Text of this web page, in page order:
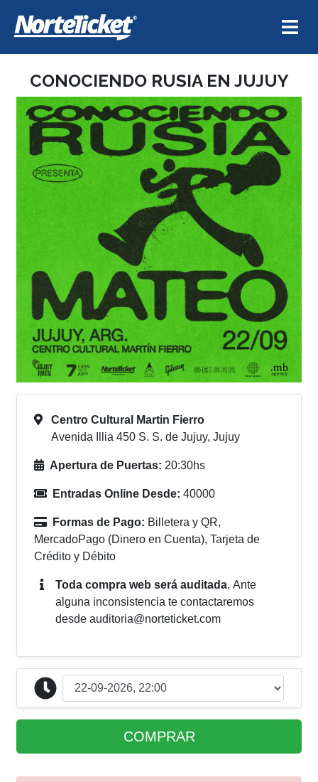
CONOCIENDO RUSIA EN JUJUY
Centro Cultural Martin Fierro
Avenida Illia 450 S. S. de Jujuy, Jujuy
Apertura de Puertas: 20:30hs
Entradas Online Desde: 40000
Formas de Pago: Billetera y QR,
MercadoPago (Dinero en Cuenta), Tarjeta de
Crédito y Débito
Toda compra web será auditada. Ante
alguna inconsistencia te contactaremos
desde auditoria@norteticket.com
COMPRAR